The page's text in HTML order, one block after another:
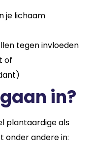
je lichaam
tegen invloeden
of
in?
plantaardige als
onder andere in: